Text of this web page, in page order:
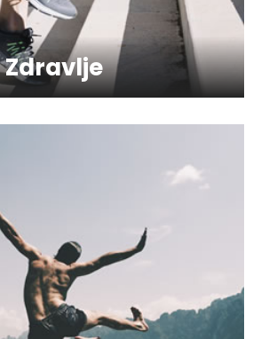
Kako da serumom oživite svoje lice?
Hiruška operacija gornjih i donjih kapaka
- Blefaroplastika
Zdravlje